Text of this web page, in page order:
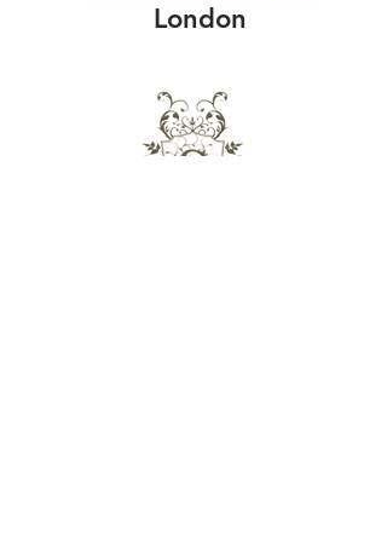
London